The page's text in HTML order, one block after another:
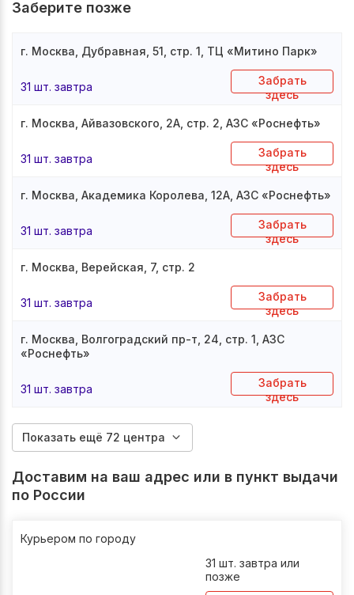
Заберите позже
г. Москва, Дубравная, 51, стр. 1, ТЦ «Митино Парк»
31 шт. завтра
Забрать
здесь
г. Москва, Айвазовского, 2А, стр. 2, АЗС «Роснефть»
31 шт. завтра
Забрать
здесь
г. Москва, Академика Королева, 12А, АЗС «Роснефть»
31 шт. завтра
Забрать
здесь
г. Москва, Верейская, 7, стр. 2
31 шт. завтра
Забрать
здесь
г. Москва, Волгоградский пр-т, 24, стр. 1, АЗС
«Роснефть»
31 шт. завтра
Забрать
здесь
Показать ещё 72 центра
Доставим на ваш адрес или в пункт выдачи
по России
Курьером по городу
31 шт. завтра или
позже